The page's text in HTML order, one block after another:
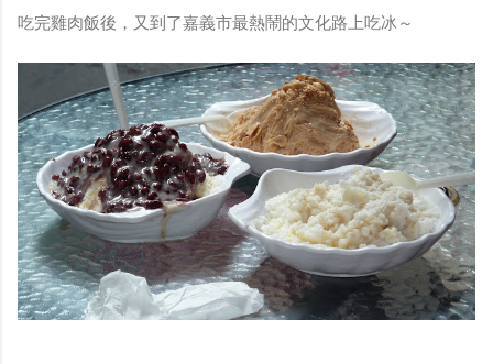
吃完雞肉飯後，又到了嘉義市最熱鬧的文化路上吃冰～